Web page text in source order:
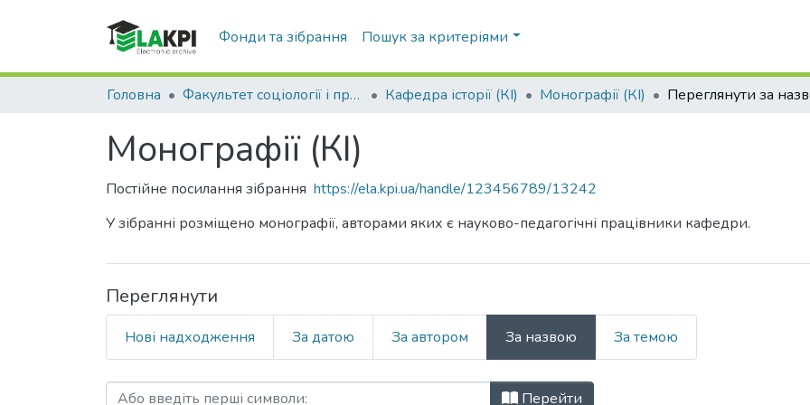
Фонди та зібрання Пошук за критеріями
Головна Факультет соціології і права (ФСП) Кафедра історії (КІ) Монографії (КІ) Переглянути за
Монографії (КІ)
Постійне посилання зібрання https://ela.kpi.ua/handle/123456789/13242
У зібранні розміщено монографії, авторами яких є науково-педагогічні працівники кафедри.
Переглянути
Нові надходження За датою За автором За назвою За темою
Перегляд Монографії (КІ) за Назва Перейти